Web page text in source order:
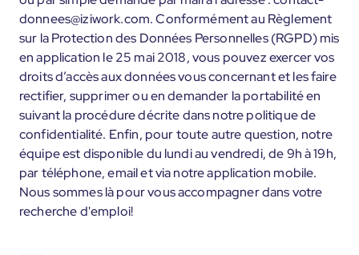
donnees@iziwork.com. Conformément au Règlement
sur la Protection des Données Personnelles (RGPD) mis
en application le 25 mai 2018, vous pouvez exercer vos
droits d’accès aux données vous concernant et les faire
rectifier, supprimer ou en demander la portabilité en
suivant la procédure décrite dans notre politique de
confidentialité. Enfin, pour toute autre question, notre
équipe est disponible du lundi au vendredi, de 9h à 19h,
par téléphone, email et via notre application mobile.
Nous sommes là pour vous accompagner dans votre
recherche d'emploi!